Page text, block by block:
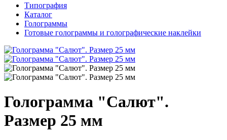
Типография
Каталог
Голограммы
Готовые голограммы и голографические наклейки
Голограмма "Салют".
Размер 25 мм